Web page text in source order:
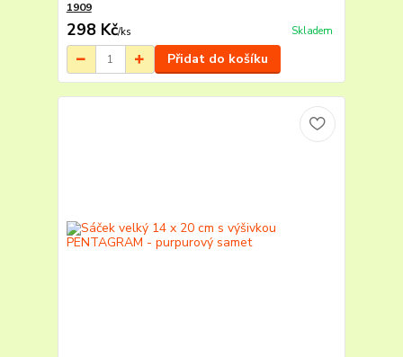
1909
298 Kč/ks Skladem
Přidat do košíku